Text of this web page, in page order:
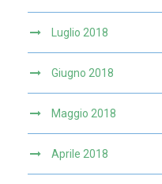
Luglio 2018
Giugno 2018
Maggio 2018
Aprile 2018